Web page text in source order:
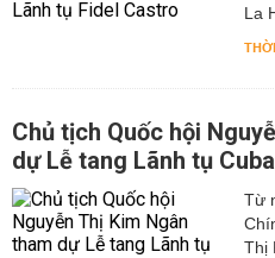
La
Chủ tịch Quốc hội
dự Lễ tang Lãnh tụ
Từ
Thị